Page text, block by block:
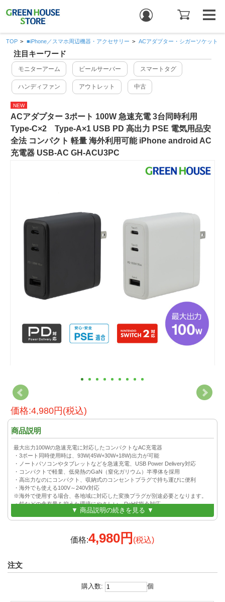
TOP > ■iPhone／スマホ周辺機器・アクセサリー > ACアダプター・シガーソケット
注目キーワード
モニターアーム ビールサーバー スマートタグ
ハンディファン アウトレット 中古
NEW
ACアダプター 3ポート 100W 急速充電 3台同時利用
Type-C×2 Type-A×1 USB PD 高出力 PSE 電気用品安
全法 コンパクト 軽量 海外利用可能 iPhone android AC
充電器 USB-AC GH-ACU3PC
価格:4,980円(税込)
商品説明
最大出力100Wの急速充電に対応したコンパクトなAC充電器
・3ポート同時使用時は、93W(45W+30W+18W)出力が可能
・ノートパソコンやタブレットなどを急速充電、USB Power Delivery対応
・コンパクトで軽量、低発熱のGaN（窒化ガリウム）半導体を採用
・高出力なのにコンパクト、収納式のコンセントプラグで持ち運びに便利
・海外でも使える100V～240V対応
※海外で使用する場合、各地域に対応した変換プラグが別途必要となります。
・鉛などの含有量を抑えた環境にやさしい、RoHS指令対応
・電気用品安全法の技術基準（PSE）に適合
▼ 商品説明の続きを見る ▼
価格:4,980円 (税込)
注文
購入数: 個